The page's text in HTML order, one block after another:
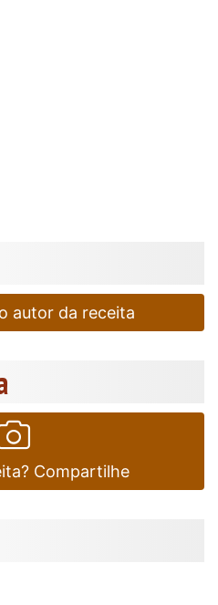
autor da receita
Compartilhe